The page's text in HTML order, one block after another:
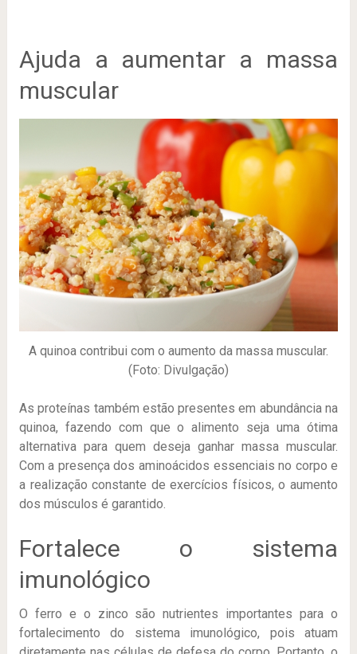
Ajuda a aumentar a massa
muscular
A quinoa contribui com o aumento da massa muscular.
(Foto: Divulgação)
As proteínas também estão presentes em abundância na
quinoa, fazendo com que o alimento seja uma ótima
alternativa para quem deseja ganhar massa muscular.
Com a presença dos aminoácidos essenciais no corpo e
a realização constante de exercícios físicos, o aumento
dos músculos é garantido.
Fortalece o sistema
imunológico
O ferro e o zinco são nutrientes importantes para o
fortalecimento do sistema imunológico, pois atuam